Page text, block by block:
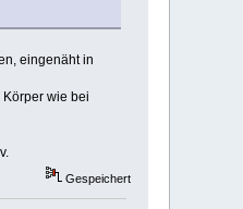
eingenäht in
wie bei
Gespeichert